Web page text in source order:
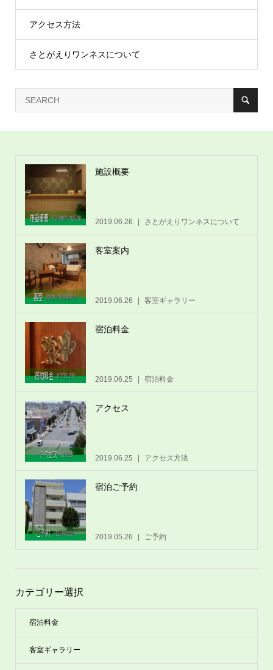
アクセス方法
さとがえりワンネスについて
施設概要
2019.06.26 さとがえりワンネスについて
客室案内
2019.06.26 客室ギャラリー
宿泊料金
2019.06.25 宿泊料金
アクセス
2019.06.25 アクセス方法
宿泊ご予約
2019.05.26 ご予約
カテゴリー選択
宿泊料金
客室ギャラリー